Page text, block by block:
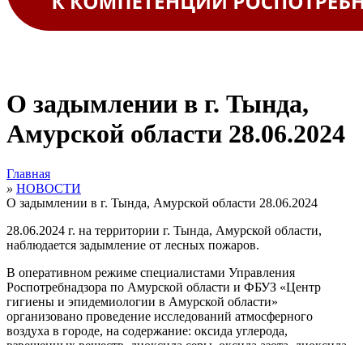
О задымлении в г. Тында,
Амурской области 28.06.2024
Главная
» НОВОСТИ
О задымлении в г. Тында, Амурской области 28.06.2024
28.06.2024 г. на территории г. Тында, Амурской области,
наблюдается задымление от лесных пожаров.
В оперативном режиме специалистами Управления
Роспотребнадзора по Амурской области и ФБУЗ «Центр
гигиены и эпидемиологии в Амурской области»
организовано проведение исследований атмосферного
воздуха в городе, на содержание: оксида углерода,